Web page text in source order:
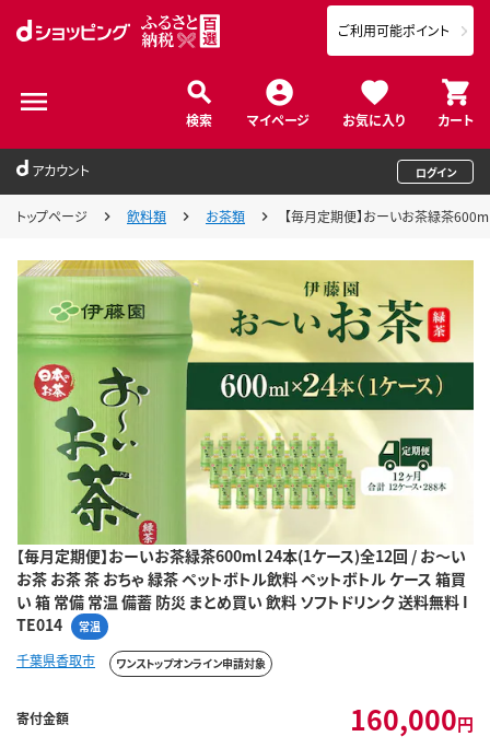
検索 マイページ お気に入り カート
ご利用可能ポイント
アカウント ログイン
トップページ 飲料類 お茶類 【毎月定期便】おーいお茶緑茶
【毎月定期便】おーいお茶緑茶600ml 24本(1ケース)全12回 / お～い
お茶 お茶 茶 おちゃ 緑茶 ペットボトル飲料 ペットボトル ケース 箱買
い 箱 常備 常温 備蓄 防災 まとめ買い 飲料 ソフトドリンク 送料無料 I
TE014
常温
千葉県香取市 ワンストップオンライン申請対象
寄付金額 160,000円